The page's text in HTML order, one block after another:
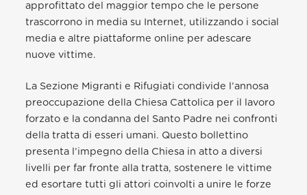
approfittato del maggior tempo che le persone
trascorrono in media su Internet, utilizzando i social
media e altre piattaforme online per adescare
nuove vittime.
La Sezione Migranti e Rifugiati condivide l’annosa
preoccupazione della Chiesa Cattolica per il lavoro
forzato e la condanna del Santo Padre nei confronti
della tratta di esseri umani. Questo bollettino
presenta l’impegno della Chiesa in atto a diversi
livelli per far fronte alla tratta, sostenere le vittime
ed esortare tutti gli attori coinvolti a unire le forze